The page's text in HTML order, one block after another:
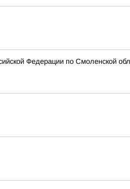
Федерации по Смоленской